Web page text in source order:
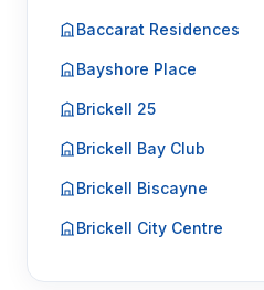
Baccarat Residences
Bayshore Place
Brickell 25
Brickell Bay Club
Brickell Biscayne
Brickell City Centre